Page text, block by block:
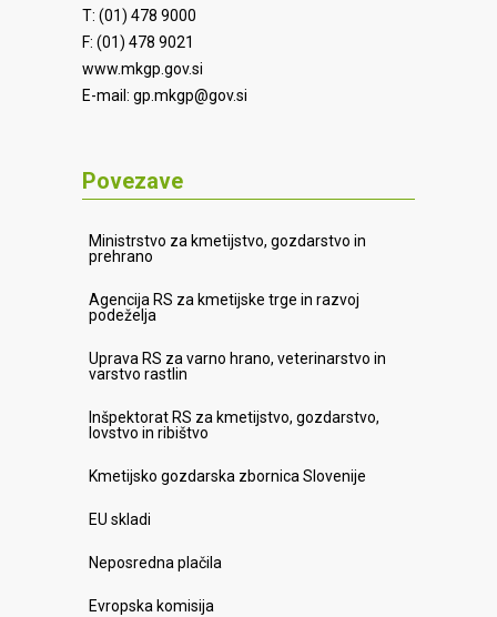
T: (01) 478 9000
F: (01) 478 9021
www.mkgp.gov.si
E-mail: gp.mkgp@gov.si
Povezave
Ministrstvo za kmetijstvo, gozdarstvo in
prehrano
Agencija RS za kmetijske trge in razvoj
podeželja
Uprava RS za varno hrano, veterinarstvo in
varstvo rastlin
Inšpektorat RS za kmetijstvo, gozdarstvo,
lovstvo in ribištvo
Kmetijsko gozdarska zbornica Slovenije
EU skladi
Neposredna plačila
Evropska komisija